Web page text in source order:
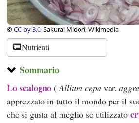
©CC-by 3.0, Sakurai Midori, Wikimedia
Nutrienti
Sommario
Lo scalogno (Allium cepavar.
apprezzato in tutto il mondo per il
che si gusta al meglio se utilizzato